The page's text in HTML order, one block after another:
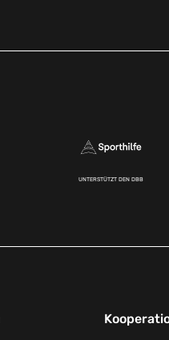
UNTERSTÜTZT DEN DBB